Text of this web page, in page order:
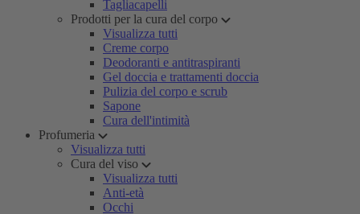
Tagliacapelli
Prodotti per la cura del corpo
Visualizza tutti
Creme corpo
Deodoranti e antitraspiranti
Gel doccia e trattamenti doccia
Pulizia del corpo e scrub
Sapone
Cura dell'intimità
Profumeria
Visualizza tutti
Cura del viso
Visualizza tutti
Anti-età
Occhi